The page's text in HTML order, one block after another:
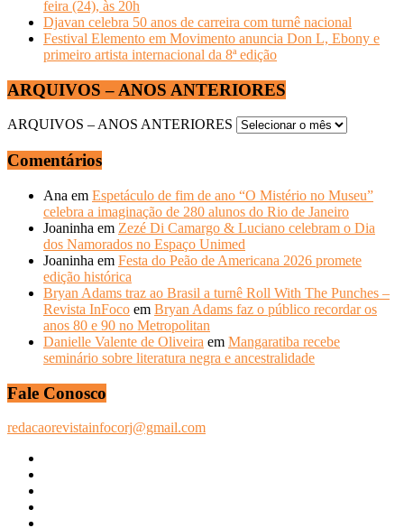
feira (24), às 20h
Djavan celebra 50 anos de carreira com turnê nacional
Festival Elemento em Movimento anuncia Don L, Ebony e
primeiro artista internacional da 8ª edição
ARQUIVOS – ANOS ANTERIORES
ARQUIVOS – ANOS ANTERIORES
Comentários
Ana em Espetáculo de fim de ano “O Mistério no Museu”
celebra a imaginação de 280 alunos do Rio de Janeiro
Joaninha em Zezé Di Camargo & Luciano celebram o Dia
dos Namorados no Espaço Unimed
Joaninha em Festa do Peão de Americana 2026 promete
edição histórica
Bryan Adams traz ao Brasil a turnê Roll With The Punches –
Revista InFoco em Bryan Adams faz o público recordar os
anos 80 e 90 no Metropolitan
Danielle Valente de Oliveira em Mangaratiba recebe
seminário sobre literatura negra e ancestralidade
Fale Conosco
redacaorevistainfocorj@gmail.com